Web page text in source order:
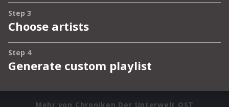
Mehr von Chroniken Der Unterwelt OST